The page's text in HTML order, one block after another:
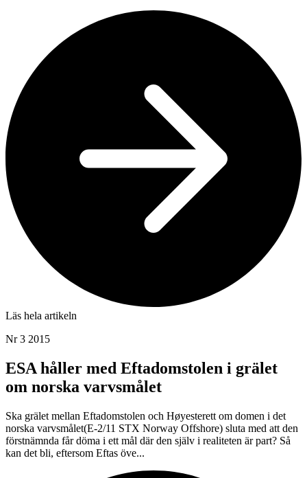
Läs hela artikeln
Nr 3 2015
ESA håller med Eftadomstolen i grälet
om norska varvsmålet
Ska grälet mellan Eftadomstolen och Høyesterett om domen i det
norska varvsmålet(E-2/11 STX Norway Offshore) sluta med att den
förstnämnda får döma i ett mål där den själv i realiteten är part? Så
kan det bli, eftersom Eftas öve...